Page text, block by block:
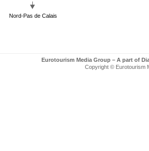
Nord-Pas de Calais
Eurotourism Media Group – A part of
Copyright © Eurotourism